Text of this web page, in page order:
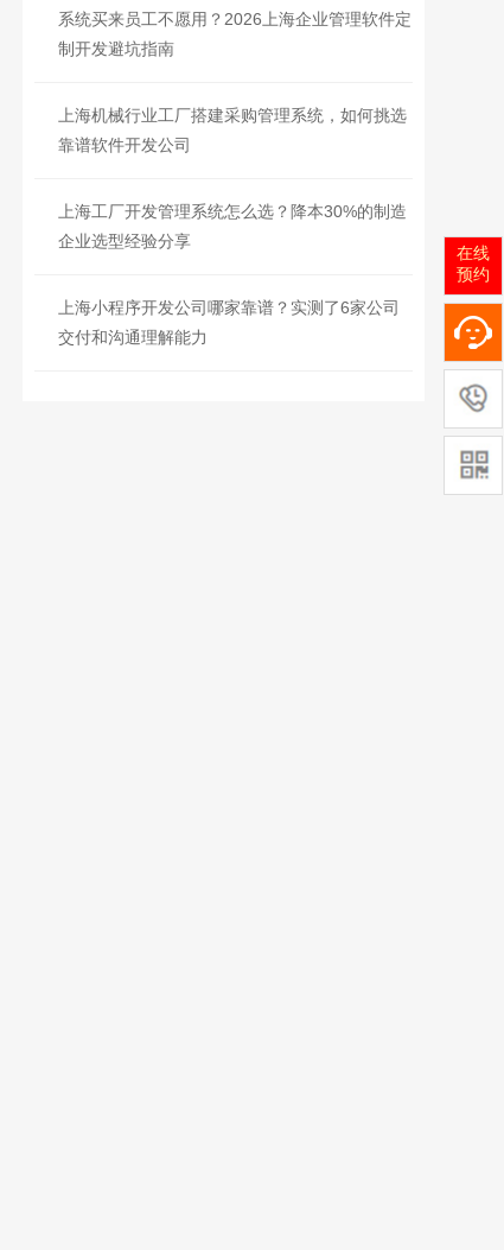
系统买来员工不愿用？2026上海企业管理软件定
制开发避坑指南
上海机械行业工厂搭建采购管理系统，如何挑选
靠谱软件开发公司
上海工厂开发管理系统怎么选？降本30%的制造
企业选型经验分享
上海小程序开发公司哪家靠谱？实测了6家公司
交付和沟通理解能力
在线
预约